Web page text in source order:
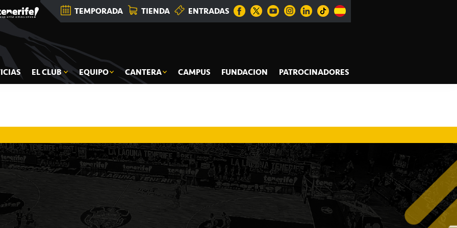
TEMPORADA TIENDA ENTRADAS
EL CLUB EQUIPO CANTERA CAMPUS FUNDACION
PATROCINADORES